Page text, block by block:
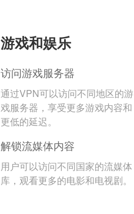
游戏和娱乐
访问游戏服务器
通过VPN可以访问不同地区的游
戏服务器，享受更多游戏内容和
更低的延迟。
解锁流媒体内容
用户可以访问不同国家的流媒体
库，观看更多的电影和电视剧。